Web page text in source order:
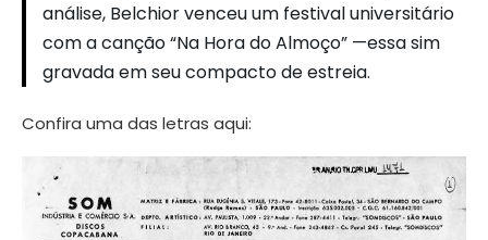
análise, Belchior venceu um festival universitário
com a canção “Na Hora do Almoço” —essa sim
gravada em seu compacto de estreia.
Confira uma das letras aqui: